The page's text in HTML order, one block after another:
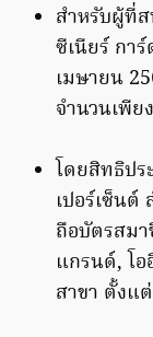
สำหรับผู้ที่
ซีเนียร์ กา
เมษายน
จำนวนเพีย
โดยสิทธิป
เปอร์เซ็น
ถือบัตรสม
แกรนด์, โ
สาขา ตั้งแ